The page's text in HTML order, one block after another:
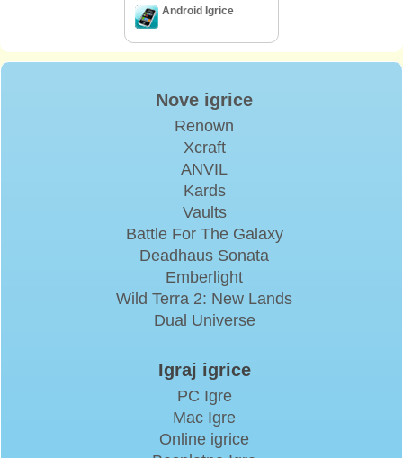
Android Igrice
Nove igrice
Renown
Xcraft
ANVIL
Kards
Vaults
Battle For The Galaxy
Deadhaus Sonata
Emberlight
Wild Terra 2: New Lands
Dual Universe
Igraj igrice
PC Igre
Mac Igre
Online igrice